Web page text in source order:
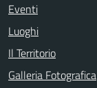
Eventi
Luoghi
Il Territorio
Galleria Fotografica